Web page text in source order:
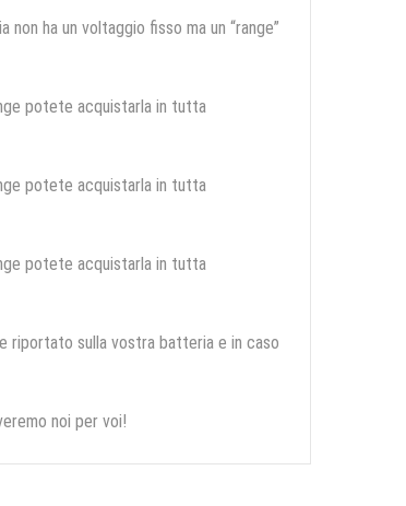
ha un voltaggio fisso ma un “range”
potete acquistarla in tutta
potete acquistarla in tutta
potete acquistarla in tutta
riportato sulla vostra batteria e in caso
noi per voi!